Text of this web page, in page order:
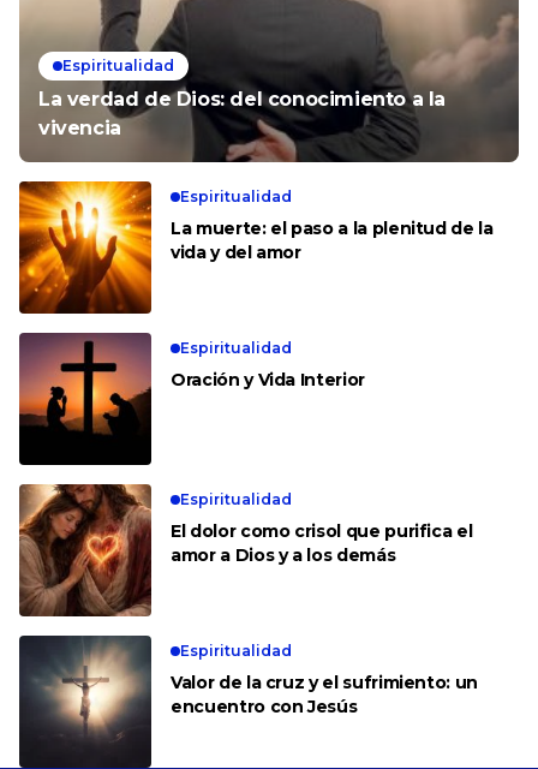
Espiritualidad
La verdad de Dios: del conocimiento a la
vivencia
Espiritualidad
La muerte: el paso a la plenitud de la
vida y del amor
Espiritualidad
Oración y Vida Interior
Espiritualidad
El dolor como crisol que purifica el
amor a Dios y a los demás
Espiritualidad
Valor de la cruz y el sufrimiento: un
encuentro con Jesús